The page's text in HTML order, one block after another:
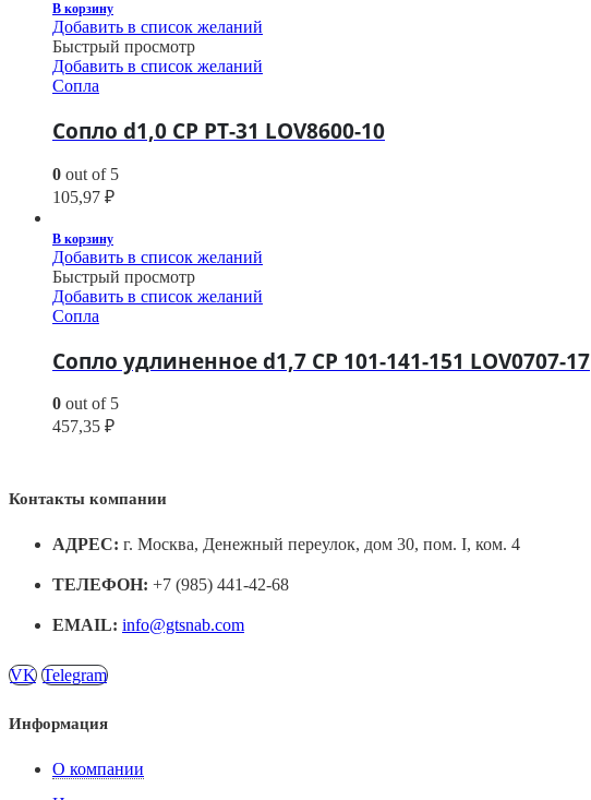
В корзину
Добавить в список желаний
Быстрый просмотр
Добавить в список желаний
Сопла
Сопло d1,0 CP PT-31 LOV8600-10
0 out of 5
105,97 ₽
В корзину
Добавить в список желаний
Быстрый просмотр
Добавить в список желаний
Сопла
Сопло удлиненное d1,7 CP 101-141-151 LOV0707-17
0 out of 5
457,35 ₽
Контакты компании
АДРЕС: г. Москва, Денежный переулок, дом 30, пом. I, ком. 4
ТЕЛЕФОН: +7 (985) 441-42-68
EMAIL: info@gtsnab.com
VK Telegram
Информация
О компании